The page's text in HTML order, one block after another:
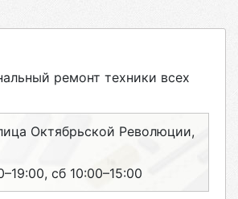
ремонт техники всех
Октябрьской Революции,
сб 10:00–15:00